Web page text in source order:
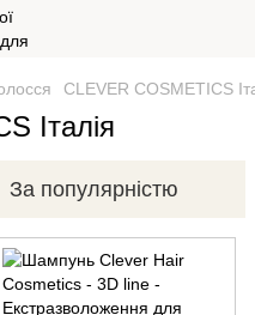
CLEVER COSMETICS
Італія
За популярністю